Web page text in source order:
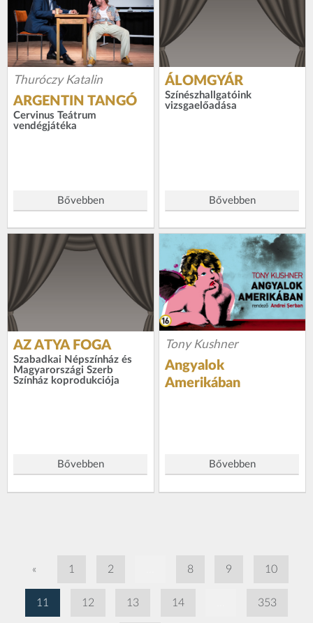
Thuróczy Katalin
ARGENTIN TANGÓ
Cervinus Teátrum
vendégjátéka
Bővebben
ÁLOMGYÁR
Színészhallgatóink
vizsgaelőadása
Bővebben
AZ ATYA FOGA
Szabadkai Népszínház és
Magyarországi Szerb
Színház koprodukciója
Bővebben
Tony Kushner
Angyalok
Amerikában
Bővebben
« 1 2 8 9 10
11 12 13 14 353